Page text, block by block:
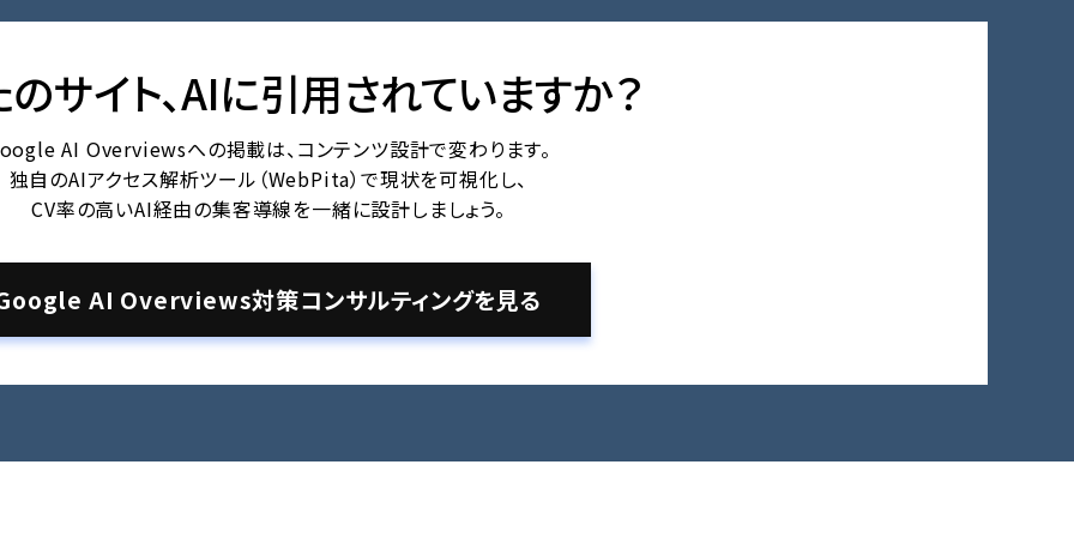
サイト、AIに引用されていますか？
AI Overviewsへの掲載は、コンテンツ設計で変わります。
独自のAIアクセス解析ツール（WebPita）で現状を可視化し、
CV率の高いAI経由の集客導線を一緒に設計しましょう。
AI Overviews対策コンサルティングを見る